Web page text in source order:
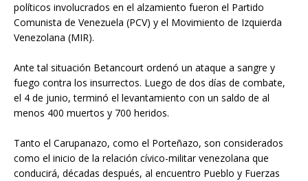
políticos involucrados en el alzamiento fueron el Partido
Comunista de Venezuela (PCV) y el Movimiento de Izquierda
Venezolana (MIR).
Ante tal situación Betancourt ordenó un ataque a sangre y
fuego contra los insurrectos. Luego de dos días de combate,
el 4 de junio, terminó el levantamiento con un saldo de al
menos 400 muertos y 700 heridos.
Tanto el Carupanazo, como el Porteñazo, son considerados
como el inicio de la relación cívico-militar venezolana que
conducirá, décadas después, al encuentro Pueblo y Fuerzas